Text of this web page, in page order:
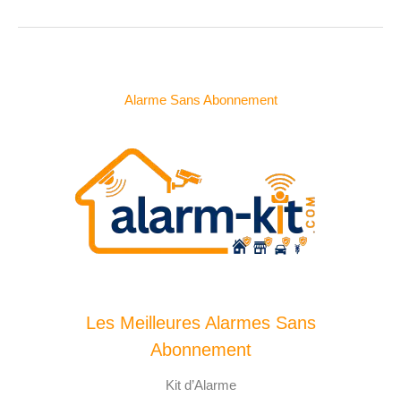
Alarme Sans Abonnement
Les Meilleures Alarmes Sans
Abonnement
Kit d’Alarme